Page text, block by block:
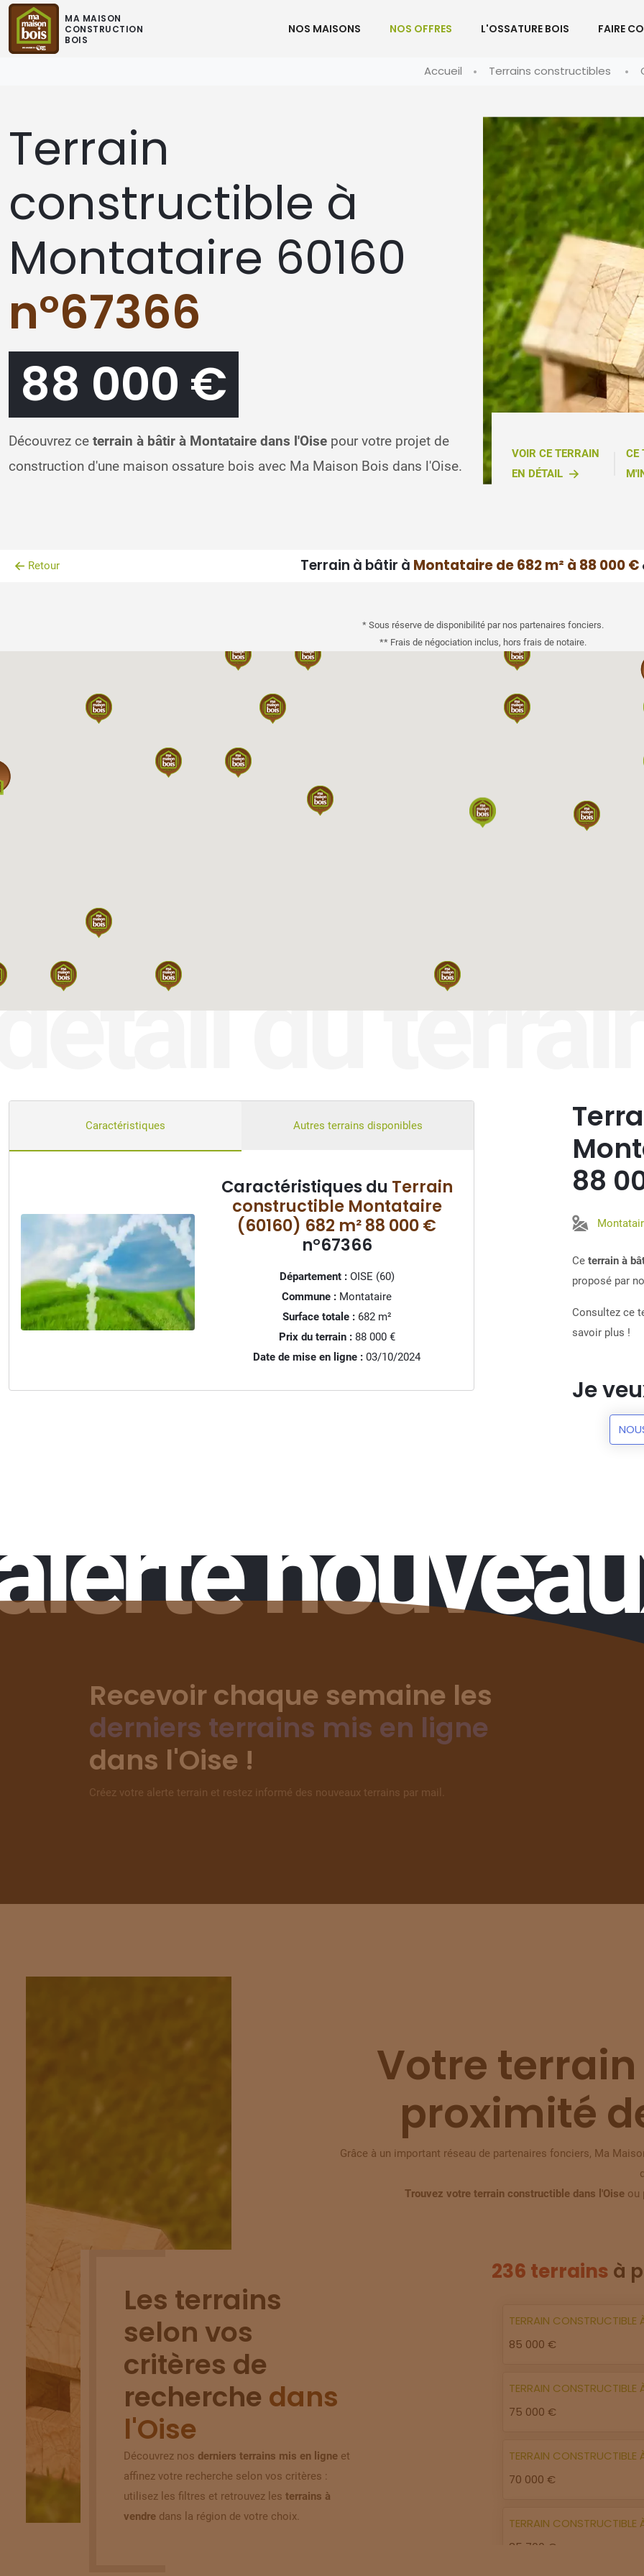
MA MAISON
CONSTRUCTION
BOIS
NOS MAISONS NOS OFFRES L'OSSATURE BOIS FAIRE
Accueil Terrains constructibles
Terrain
constructible à
Montataire 60160
n°67366
88 000 €
Découvrez ce terrain à bâtir à Montataire dans l'Oise pour votre projet de
construction d'une maison ossature bois avec Ma Maison Bois dans l'Oise.
VOIR CE TERRAIN
EN DÉTAIL
CE
Retour Terrain à bâtir à Montataire de 682 m² à 88 000 €
* Sous réserve de disponibilité par nos partenaires fonciers.
** Frais de négociation inclus, hors frais de notaire.
du
88
Ce terrain à
proposé par
Consultez ce
savoir plus !
Je
Caractéristiques Autres terrains disponibles
Caractéristiques du Terrain
constructible Montataire
(60160) 682 m² 88 000 €
n°67366
Département :OISE (60)
Commune : Montataire
Surface totale : 682 m²
Prix du terrain :88 000 €
Date de mise en ligne : 03/10/2024
Recevoir chaque semaine les
derniers terrains mis en ligne
dans l'Oise !
Créez votre alerte terrain et restez informé des nouveaux terrains par mail.
Votre
proximité
Grâce à un important réseau de partenaires fonciers, Ma
Trouvez votre terrain constructible dans l'Oise ou
Les terrains
selon vos
critères de
recherche dans
l'Oise
Découvrez nos derniers terrains mis en ligne et
affinez votre recherche selon vos critères :
utilisez les filtres et retrouvez les terrains à
vendre dans la région de votre choix.
236 terrains à
TERRAIN CONSTRUCTIBLE
85 000 €
TERRAIN CONSTRUCTIBLE
75 000 €
TERRAIN CONSTRUCTIBLE
70 000 €
TERRAIN CONSTRUCTIBLE
85 700 €